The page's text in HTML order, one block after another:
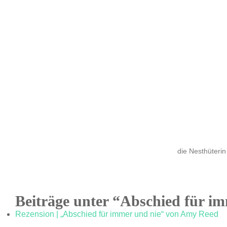
die Nesthüterin
Beiträge unter “Abschied für
Rezension | „Abschied für immer und nie“ von Amy Reed